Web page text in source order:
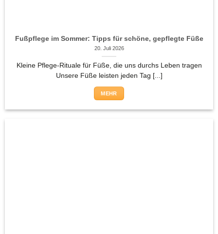
Fußpflege im Sommer: Tipps für schöne, gepflegte Füße
20. Juli 2026
Kleine Pflege-Rituale für Füße, die uns durchs Leben tragen
Unsere Füße leisten jeden Tag [...]
MEHR